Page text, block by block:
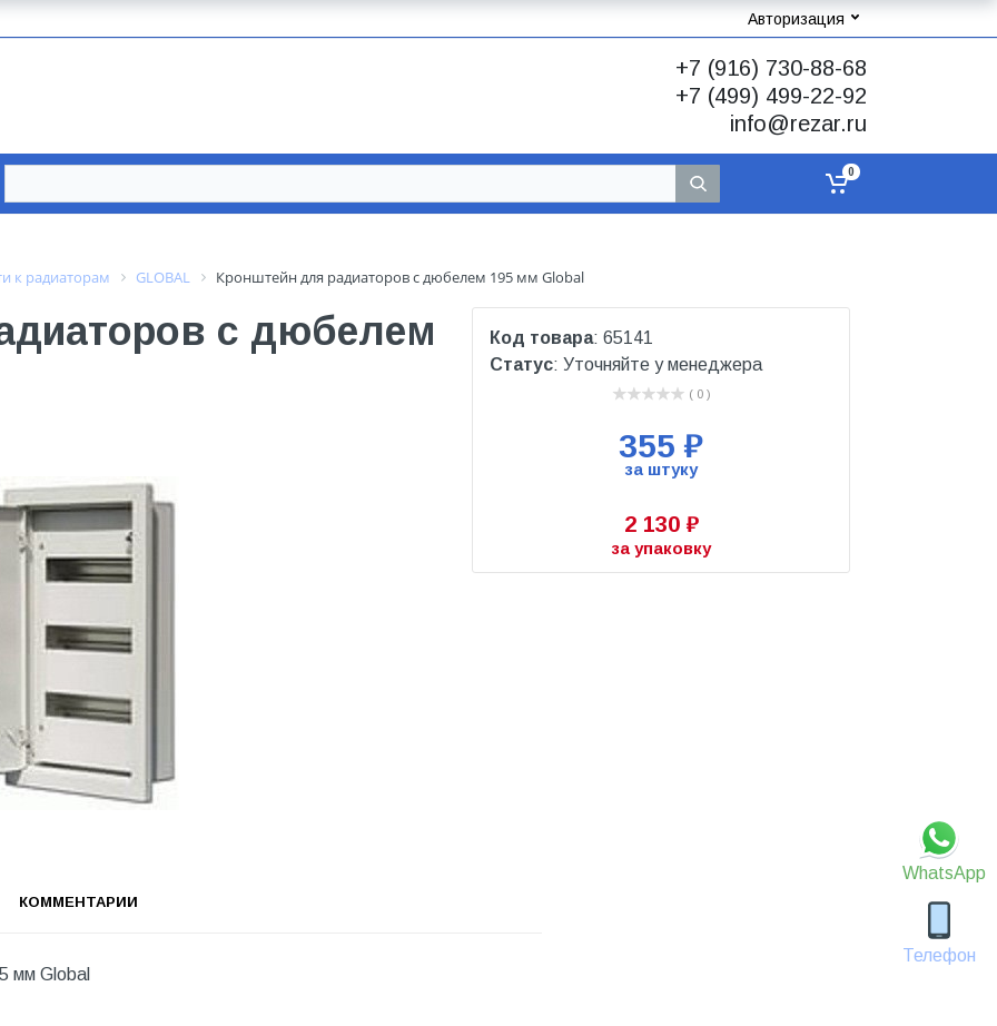
WhatsApp
Телефон
Авторизация
+7 (916) 730-88-68
+7 (499) 499-22-92
info@rezar.ru
0
к радиаторам GLOBAL Кронштейн для радиаторов с дюбелем 195 мм Global
с дюбелем
Код товара: 65141
Статус: Уточняйте у менеджера
( 0 )
355 ₽
за штуку
2 130 ₽
за упаковку
КОММЕНТАРИИ
мм Global